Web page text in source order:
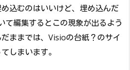
込むのはいいけど、埋め込んだ
て編集するとこの現象が出るよう
ままでは、Visioの台紙？のサイ
しまいます。